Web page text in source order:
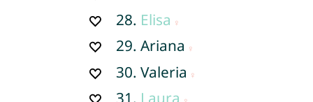
28. Elisa
29.Ariana
30.Valeria
31. Laura